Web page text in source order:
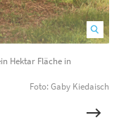
Hektar Fläche in
Foto: Gaby Kiedaisch